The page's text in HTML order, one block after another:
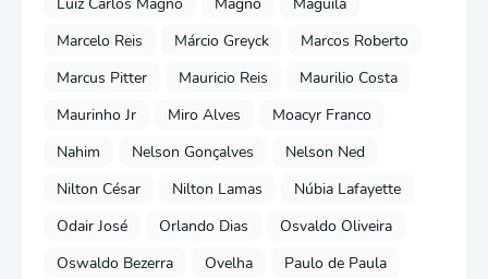
Marcelo Reis
Márcio Greyck
Marcos Roberto
Marcus Pitter
Mauricio Reis
Maurilio Costa
Maurinho Jr
Miro Alves
Moacyr Franco
Nahim
Nelson Gonçalves
Nelson Ned
Nilton César
Nilton Lamas
Núbia Lafayette
Odair José
Orlando Dias
Osvaldo Oliveira
Oswaldo Bezerra
Ovelha
Paulo de Paula